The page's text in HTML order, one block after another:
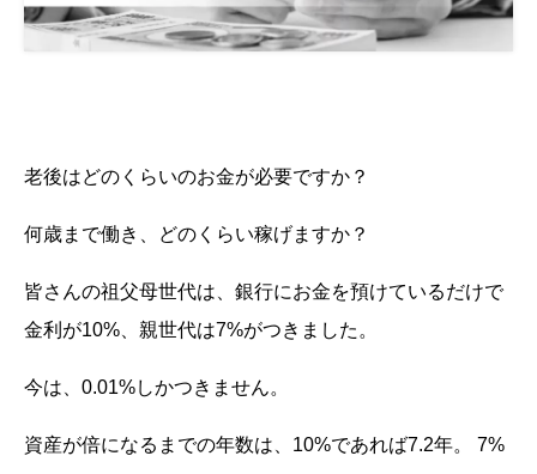
老後はどのくらいのお金が必要ですか？
何歳まで働き、どのくらい稼げますか？
皆さんの祖父母世代は、銀行にお金を預けているだけで
金利が10%、親世代は7%がつきました。
今は、0.01%しかつきません。
資産が倍になるまでの年数は、10%であれば7.2年。 7%